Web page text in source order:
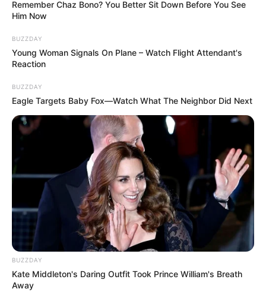
Remember Chaz Bono? You Better Sit Down Before You See
Him Now
BUZZDAY
Young Woman Signals On Plane – Watch Flight Attendant's
Reaction
BUZZDAY
Eagle Targets Baby Fox—Watch What The Neighbor Did Next
BUZZDAY
Kate Middleton's Daring Outfit Took Prince William's Breath
Away